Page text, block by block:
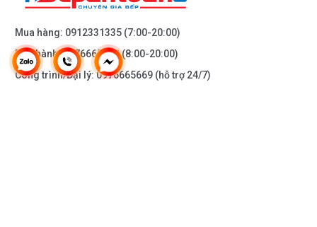
Mua hàng: 0912331335 (7:00-20:00)
Bảo hành:0976665669(8:00-20:00)
Công trình/Đại lý:0976665669 (hỗ trợ 24/7)